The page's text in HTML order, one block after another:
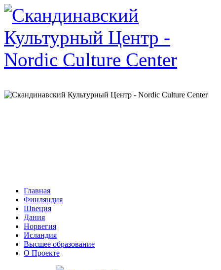
Главная
Финляндия
Швеция
Дания
Норвегия
Исландия
Высшее образование
О Проекте